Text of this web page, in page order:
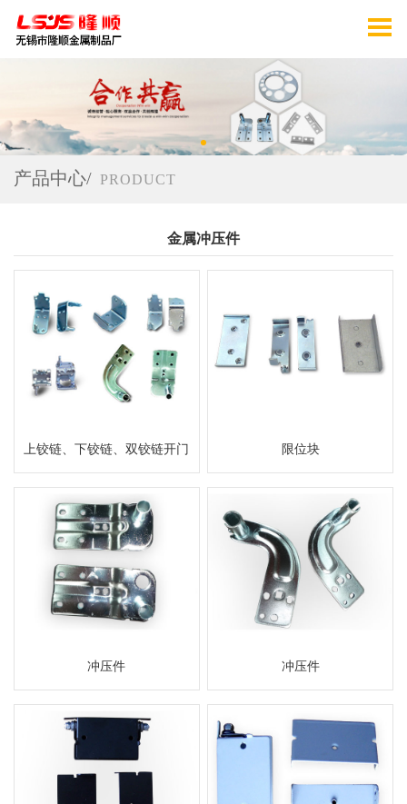
产品中心/ PRODUCT
金属冲压件
上铰链、下铰链、双铰链开门 限位块
冲压件 冲压件